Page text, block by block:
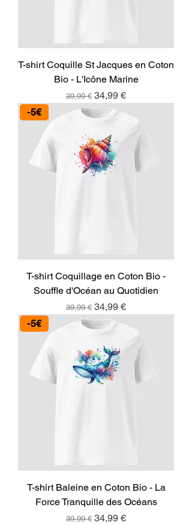
T-shirt Coquille St Jacques en Coton
Bio - L'Icône Marine
Prix original
39,99 € Prix promotionnel
34,99 €
-5€
T-shirt Coquillage en Coton Bio -
Souffle d'Océan au Quotidien
Prix original
39,99 € Prix promotionnel
34,99 €
-5€
T-shirt Baleine en Coton Bio - La
Force Tranquille des Océans
Prix original
39,99 € Prix promotionnel
34,99 €